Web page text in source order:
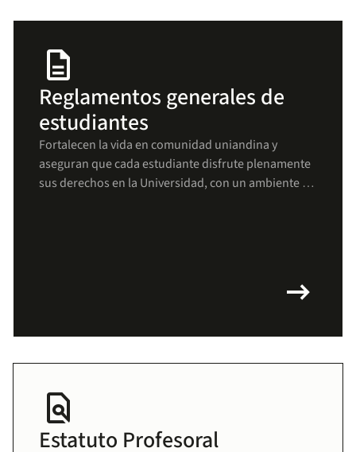
description
Reglamentos generales de
estudiantes
Fortalecen la vida en comunidad uniandina y
aseguran que cada estudiante disfrute plenamente
sus derechos en la Universidad, con un ambiente de
arrow_right_alt
find_in_page
Estatuto Profesoral